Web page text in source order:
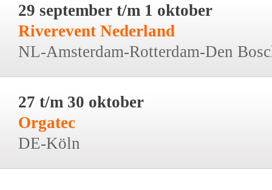
29 september t/m 1 oktober
Riverevent Nederland
NL-Amsterdam-Rotterdam-Den
27 t/m 30 oktober
Orgatec
DE-Köln